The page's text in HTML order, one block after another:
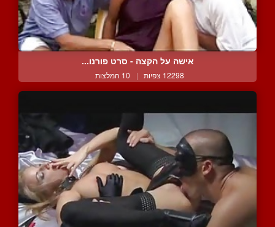
אישה על הקצה - סרט פורנו...
12298 צפיות | 10 המלצות